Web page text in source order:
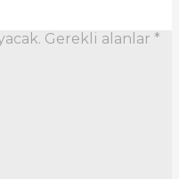
Gerekli alanlar *